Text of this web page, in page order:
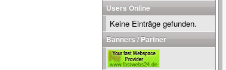
Users Online
Keine Einträge gefunden.
Banners / Partner